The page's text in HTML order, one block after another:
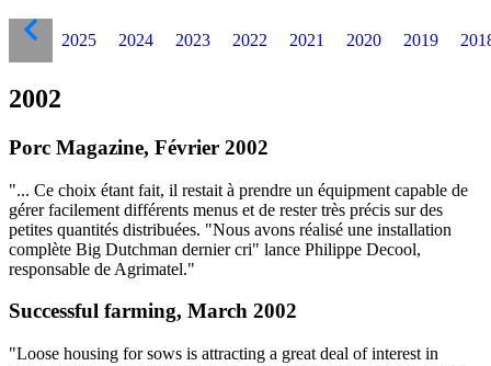
2025 2024 2023 2022 2021 2020 2019
2002
Porc Magazine, Février 2002
"... Ce choix étant fait, il restait à prendre un équipment capable de
gérer facilement différents menus et de rester très précis sur des
petites quantités distribuées. "Nous avons réalisé une installation
complète Big Dutchman dernier cri" lance Philippe Decool,
responsable de Agrimatel."
Successful farming, March 2002
"Loose housing for sows is attracting a great deal of interest in